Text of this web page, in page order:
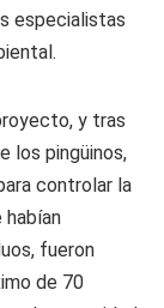
especialistas
y tras
los pingüinos,
controlar la
habían
fueron
de 70